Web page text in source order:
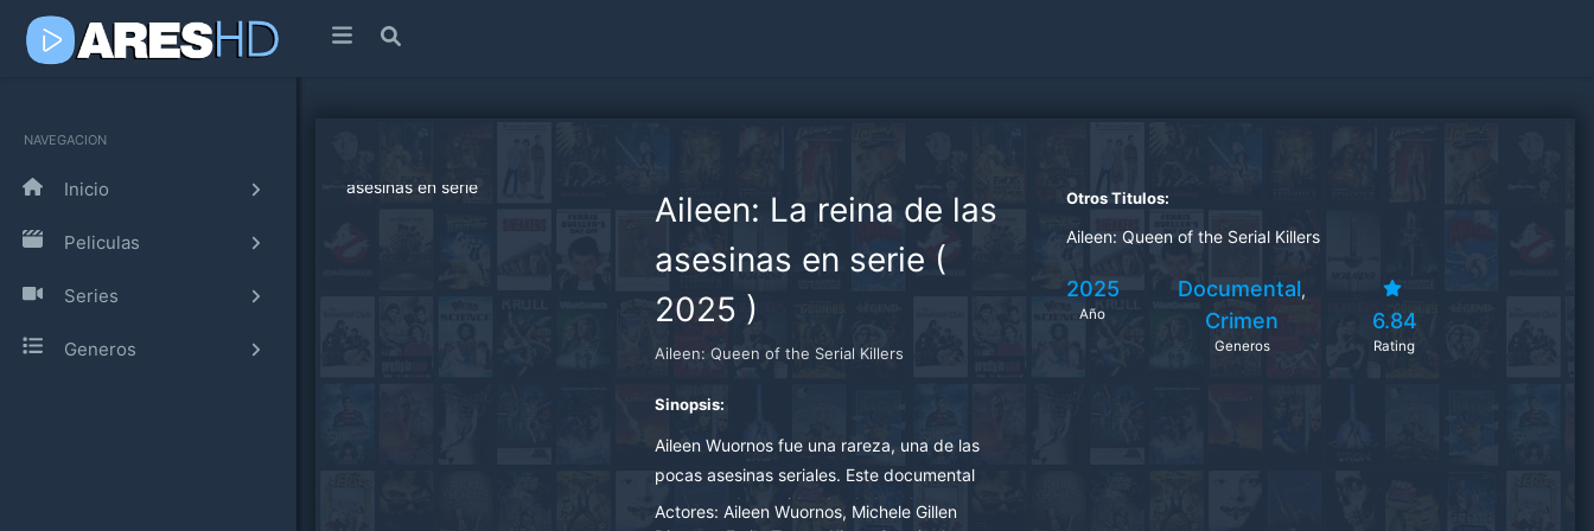
NAVEGACION
Inicio
Peliculas
Series
Generos
Aileen: La reina de las
asesinas en serie (
2025 )
Aileen: Queen of the Serial Killers
Sinopsis:
Aileen Wuornos fue una rareza, una de las
pocas asesinas seriales. Este documental
recorre toda su vida: desde los abusos que
Actores: Aileen Wuornos, Michele Gillen
Otros Titulos:
Aileen: Queen of the Serial Killers
2025
Año
Documental,
Crimen
Generos
6.84
Rating